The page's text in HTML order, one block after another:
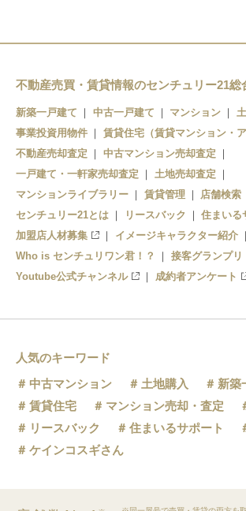
南鳩ヶ谷駅
鳩ヶ谷駅
新井宿駅
戸塚安行駅
東川口駅
不動産売買・賃貸情報のセンチュリー21総
新築一戸建て 中古一戸建て マンション
事業投資用物件
賃貸住宅（賃貸マンション・ア
不動産売却査定
中古マンション売却査定
一戸建て・一軒家売却査定
土地売却査定
マンションライブラリー
賃貸管理
店舗検索
センチュリー21とは
リースバック
住まいる
加盟店人材募集
イメージキャラクター紹介
Who is センチュリワン君！？
接客グランプリ
Youtube公式チャンネル
成約者アンケート
人気のキーワード
中古マンション
土地購入
新築
賃貸住宅
マンション売却・査定
リースバック
住まいるサポート
ケインコスギさん